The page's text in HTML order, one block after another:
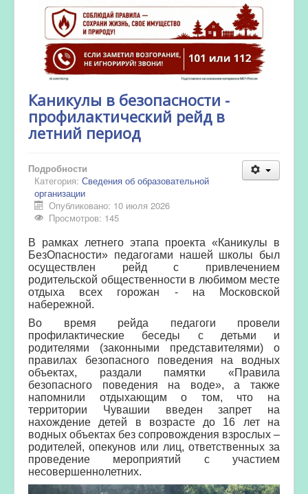
Каникулы в безопасности -
профилактический рейд в
летний период
Подробности
Категория: Сведения об образовательной
организации
Опубликовано: 10 июля 2026
Просмотров: 145
️В рамках летнего этапа проекта «Каникулы в
БезОпасности» педагогами нашей школы был
осуществлен рейд с привлечением
родительской общественности в любимом месте
отдыха всех горожан - на Московской
набережной.
Во время рейда педагоги провели
профилактические беседы с детьми и
родителями (законными представителями) о
правилах безопасного поведения на водных
объектах, раздали памятки «Правила
безопасного поведения на воде», а также
напомнили отдыхающим о том, что на
территории Чувашии введен запрет на
нахождение детей в возрасте до 16 лет на
водных объектах без сопровождения взрослых –
родителей, опекунов или лиц, ответственных за
проведение мероприятий с участием
несовершеннолетних.